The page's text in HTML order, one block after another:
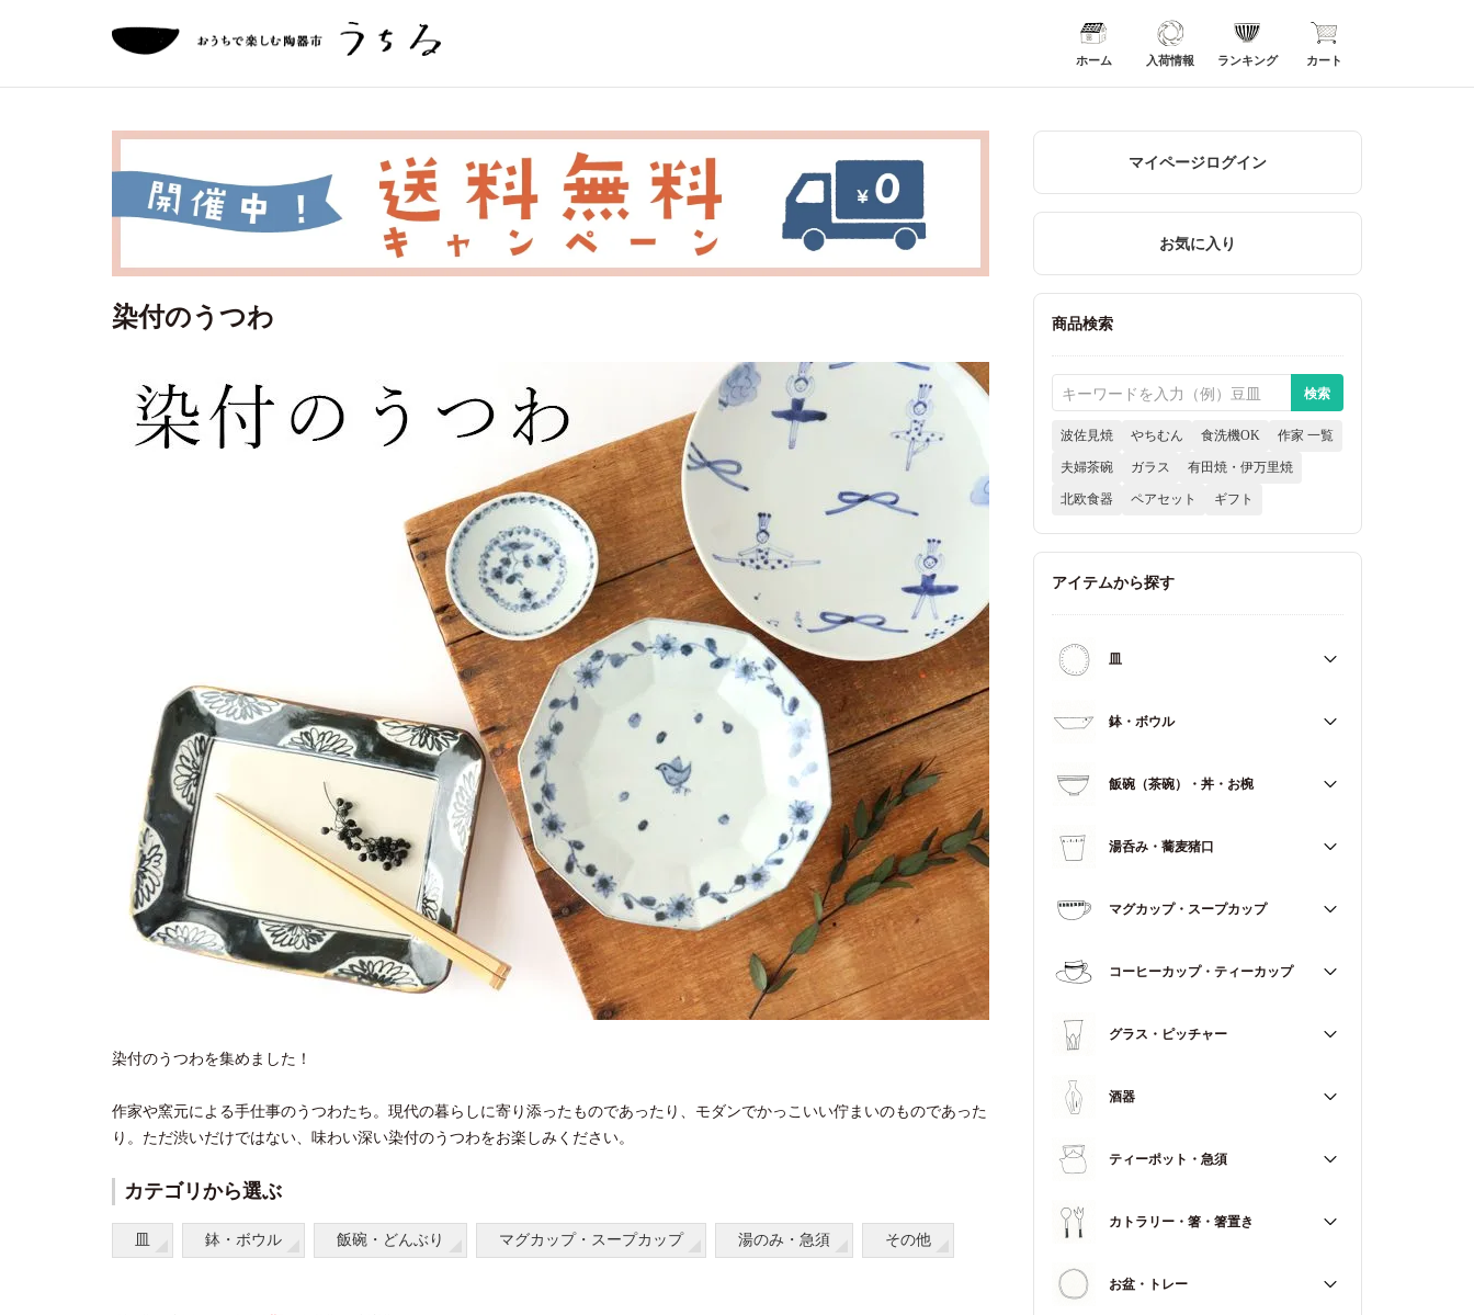
ホーム 入荷情報 ランキング カート
染付のうつわ
染付のうつわを集めました！
作家や窯元による手仕事のうつわたち。現代の暮らしに寄り添ったものであったり、モダンでかっこいい佇まいのものであった
り。ただ渋いだけではない、味わい深い染付のうつわをお楽しみください。
カテゴリから選ぶ
鉢・ボウル 飯碗・どんぶり マグカップ・スープカップ 湯のみ・急須 その他
マイページログイン
お気に入り
商品検索
波佐見焼 やちむん 食洗機OK 作家 一覧
夫婦茶碗 ガラス 有田焼・伊万里焼
北欧食器 ペアセット ギフト
アイテムから探す
皿
すべて
取皿・中皿（15～20cm）
鉢・ボウル
すべて
中鉢（13～17cm）
飯碗（茶碗）・丼・お椀
すべて
丼（どんぶり）
湯呑み・蕎麦猪口
蕎麦猪口（そばちょこ）
マグカップ・スープカップ
スープカップ
コーヒーカップ・ティーカップ
グラス・ピッチャー
すべて
酒器
お猪口（おちょこ）
ティーポット・急須
カトラリー・箸・箸置き
すべて
お盆・トレー